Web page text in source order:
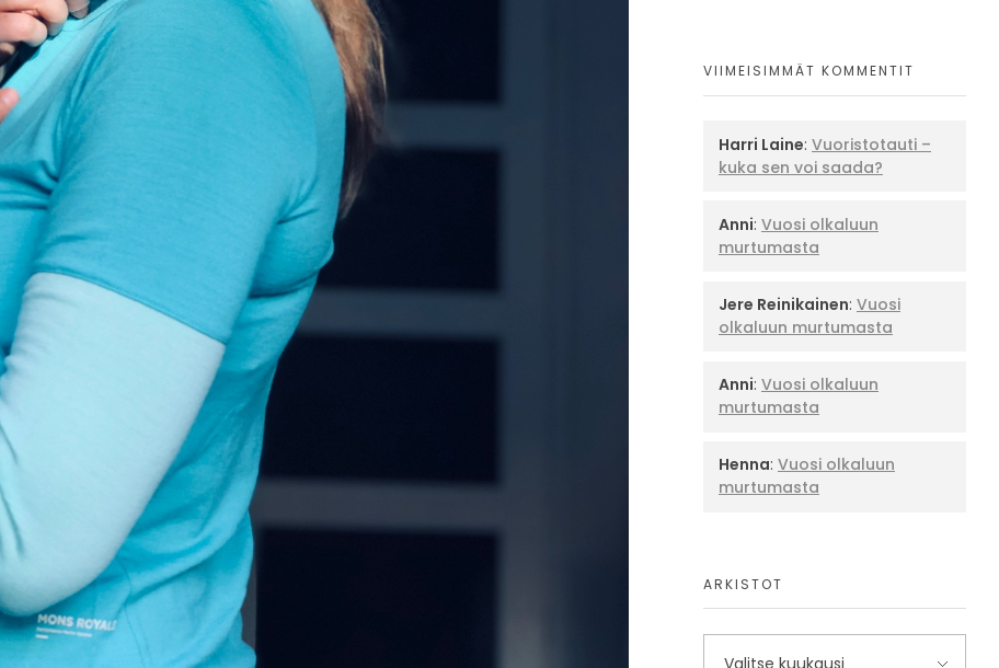
VIIMEISIMMÄT KOMMENTIT
Harri Laine: Vuoristotauti –
kuka sen voi saada?
Anni: Vuosi olkaluun
murtumasta
Jere Reinikainen: Vuosi
olkaluun murtumasta
Anni: Vuosi olkaluun
murtumasta
Henna: Vuosi olkaluun
murtumasta
ARKISTOT